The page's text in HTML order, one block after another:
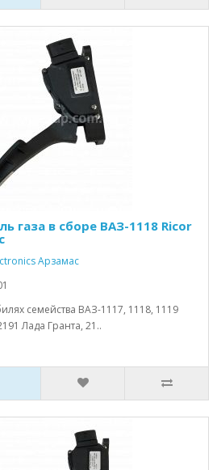
газа в сборе ВАЗ-1118 Ricor
Арзамас
семейства ВАЗ-1117, 1118, 1119
Лада Гранта, 21..